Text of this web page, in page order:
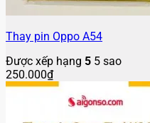
Thay pin Oppo A54
Được xếp hạng 5 5 sao
250.000₫